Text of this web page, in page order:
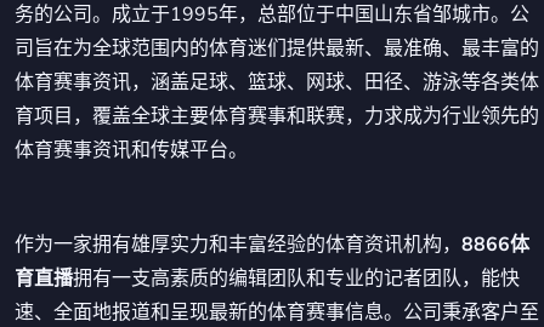
务的公司。成立于1995年，总部位于中国山东省邹城市。公
司旨在为全球范围内的体育迷们提供最新、最准确、最丰富的
体育赛事资讯，涵盖足球、篮球、网球、田径、游泳等各类体
育项目，覆盖全球主要体育赛事和联赛，力求成为行业领先的
体育赛事资讯和传媒平台。
作为一家拥有雄厚实力和丰富经验的体育资讯机构， 8866体
育直播拥有一支高素质的编辑团队和专业的记者团队，能快
速、全面地报道和呈现最新的体育赛事信息。公司秉承客户至